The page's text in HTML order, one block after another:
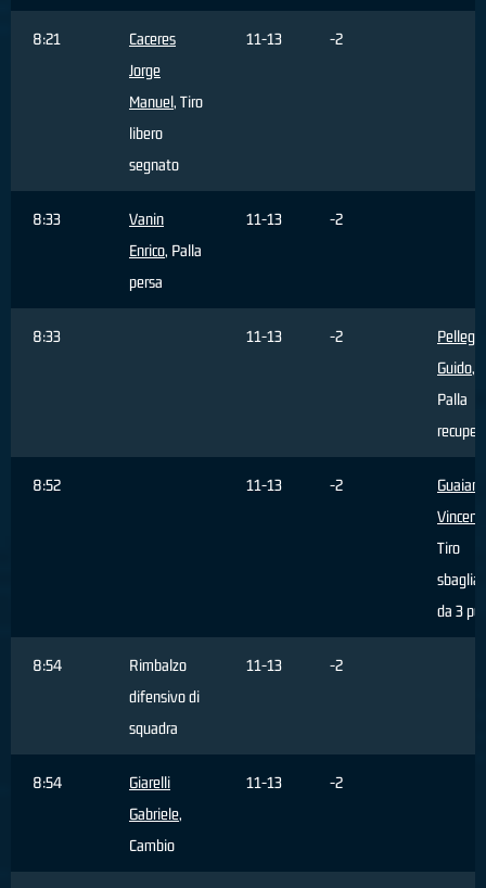
8:21
Caceres
Jorge
Manuel, Tiro
libero
segnato
11-13 -2
8:33
Vanin
Enrico, Palla
persa
11-13 -2
8:33 11-13 -2
Guido,
Palla
8:52 11-13 -2
Guaiana
Tiro
da 3
8:54
Rimbalzo
difensivo di
squadra
11-13 -2
8:54
Giarelli
Gabriele,
Cambio
11-13 -2